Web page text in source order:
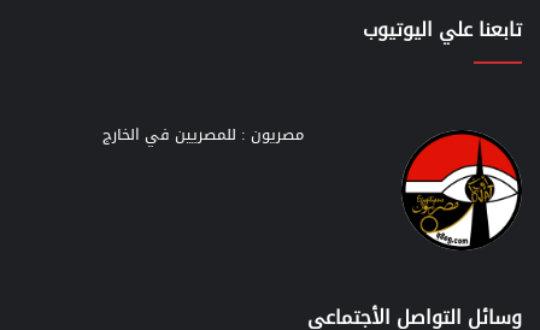
تابعنا علي اليوتيوب
مصريون : للمصريين في الخارج
وسائل التواصل الأجتماعي